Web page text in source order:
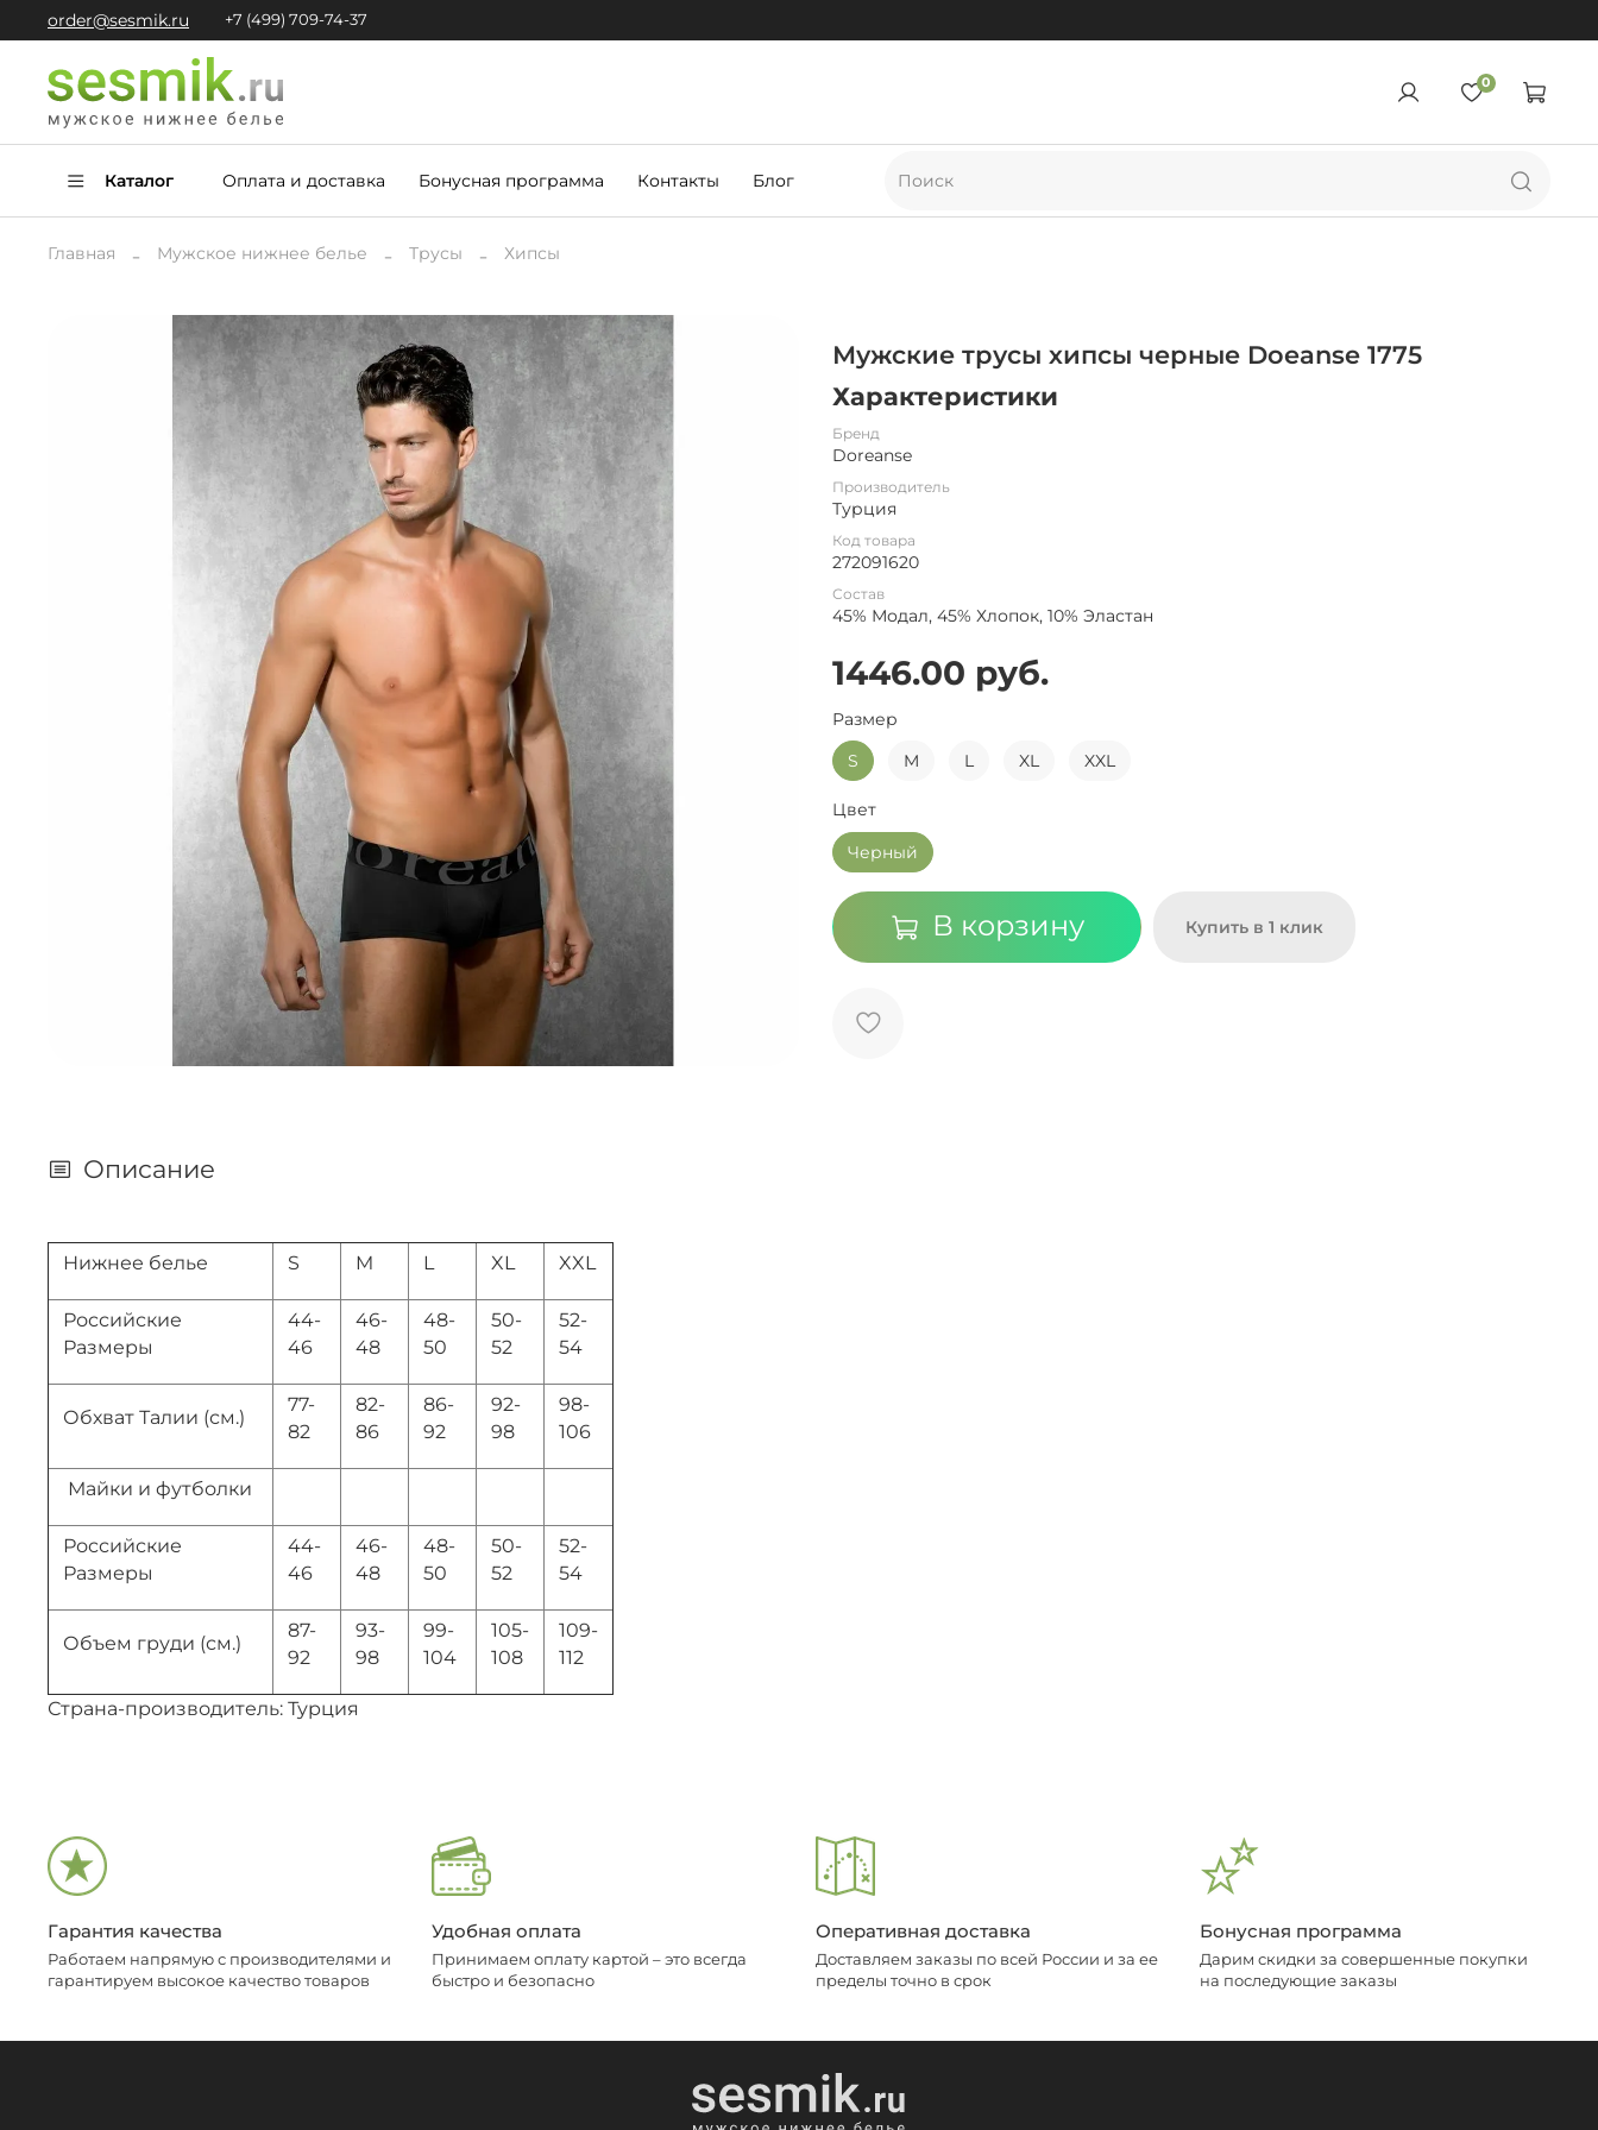
order@sesmik.ru +7 (499) 709-74-37
0
Каталог Оплата и доставка Бонусная программа Контакты Блог
Главная Мужское нижнее белье Трусы Хипсы
Мужские трусы хипсы черные Doeanse 1775
Характеристики
Бренд
Doreanse
Производитель
Турция
Код товара
272091620
Состав
45% Модал, 45% Хлопок, 10% Эластан
1446.00 руб.
В корзину Купить в 1 клик
Размер
S
M L XL XXL
Цвет
Черный
Описание
Нижнее белье S M L XL XXL
Российские
Размеры
44-
46
46-
48
48-
50
50-
52
52-
54
Обхват Талии (см.)
77-
82
82-
86
86-
92
92-
98
98-
106
Майки и футболки
Российские
Размеры
44-
46
46-
48
48-
50
50-
52
52-
54
Объем груди (см.)
87-
92
93-
98
99-
104
105-
108
109-
112
Страна-производитель: Турция
Гарантия качества
Работаем напрямую с производителями и
гарантируем высокое качество товаров
Удобная оплата
Принимаем оплату картой – это всегда
быстро и безопасно
Оперативная доставка
Доставляем заказы по всей России и за ее
пределы точно в срок
Бонусная программа
Дарим скидки за совершенные покупки
на последующие заказы